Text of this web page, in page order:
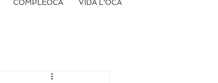
COMPLEOCA VIDA L'OCA